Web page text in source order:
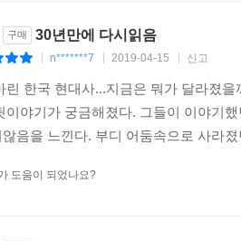
구매 30년만에 다시읽음
n*******7 2019-04-15 신고
린 한국 현대사...지금은 뭐가 달라졌
이야기가 궁금해졌다. 그들이 이야기
않음을 느낀다. 부디 어둠속으로 사라
도움이 되었나요?